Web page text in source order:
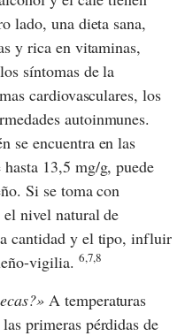
lado, una dieta sana,
y rica en vitaminas,
síntomas de la
cardiovasculares, los
autoinmunes.
se encuentra en las
hasta 13,5 mg/g, puede
Si se toma con
el nivel natural de
cantidad y el tipo, influir
vigilia. 6,7,8
A temperaturas
primeras pérdidas de